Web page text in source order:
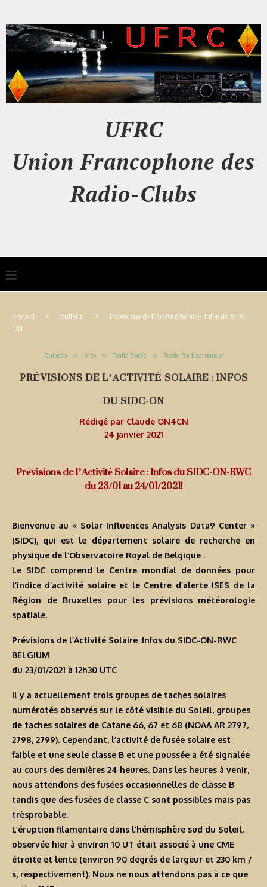
UFRC
Union Francophone des
Radio-Clubs
Accueil Bulletin Prévisions de l’Activité Solaire : Infos du SIDC-
ON
Bulletin Info Trafic Radio Trafic Radioamateur
PRÉVISIONS DE L’ACTIVITÉ SOLAIRE : INFOS
DU SIDC-ON
Rédigé par Claude ON4CN
24 janvier 2021
Prévisions de l’Activité Solaire : Infos du SIDC-ON-RWC
du 23/01 au 24/01/2021!
Bienvenue au « Solar Influences Analysis Data9 Center »
(SIDC), qui est le département solaire de recherche en
physique de l’Observatoire Royal de Belgique .
Le SIDC comprend le Centre mondial de données pour
l’indice d’activité solaire et le Centre d’alerte ISES de la
Région de Bruxelles pour les prévisions météorologie
spatiale.
Prévisions de l’Activité Solaire :Infos du SIDC-ON-RWC
BELGIUM
du 23/01/2021 à 12h30 UTC
Il y a actuellement trois groupes de taches solaires
numérotés observés sur le côté visible du Soleil, groupes
de taches solaires de Catane 66, 67 et 68 (NOAA AR 2797,
2798, 2799). Cependant, l’activité de fusée solaire est
faible et une seule classe B et une poussée a été signalée
au cours des dernières 24 heures. Dans les heures à venir,
nous attendons des fusées occasionnelles de classe B
tandis que des fusées de classe C sont possibles mais pas
trèsprobable.
L’éruption filamentaire dans l’hémisphère sud du Soleil,
observée hier à environ 10 UT était associé à une CME
étroite et lente (environ 90 degrés de largeur et 230 km /
s, respectivement). Nous ne nous attendons pas à ce que